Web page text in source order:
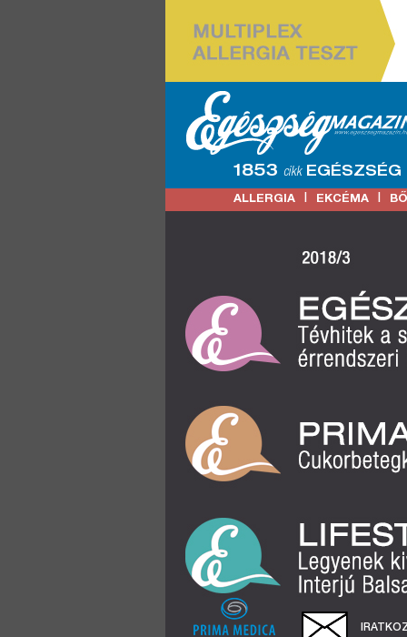
1853 cikk EGÉSZSÉG
ALLERGIA | EKCÉMA |